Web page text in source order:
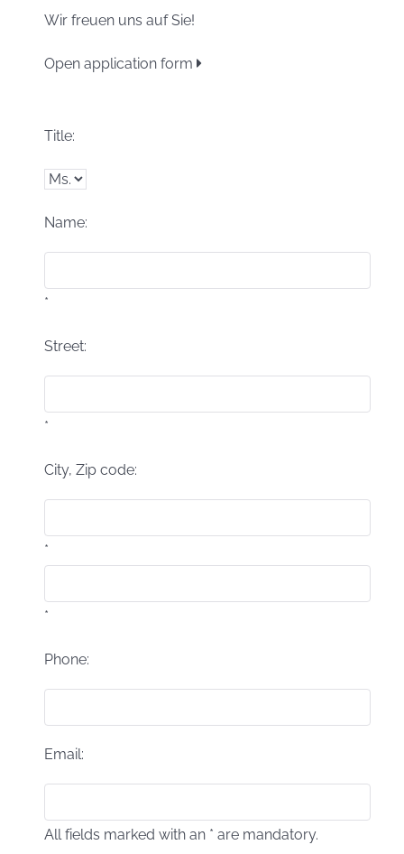
Wir freuen uns auf Sie!
Open application form
Title:
Name:
*
Street:
*
City, Zip code:
*
*
Phone:
Email:
All fields marked with an * are mandatory.